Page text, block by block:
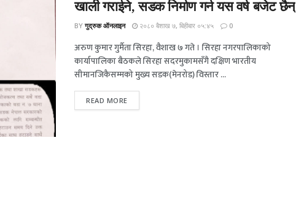
खाली गराईने, सडक निर्माण गर्न यस वर्ष बजेट छैन्
BY गुद्रुक ऑनलाइन २०८० बैशाख ७, बिहीबार ०५:४५ 0
अरुण कुमार गुर्मैता सिरहा, वैशाख ७ गते । सिरहा नगरपालिकाको
कार्यापालिका बैठकले सिरहा सदरमुकामसँगै दक्षिण भारतीय
सीमानजिकैसम्मको मुख्य सडक(मेनरोड) विस्तार ...
READ MORE